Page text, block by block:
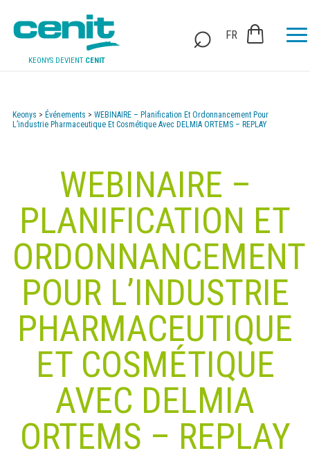
KEONYS DEVIENT CENIT
FR
Keonys > Événements > WEBINAIRE – Planification Et Ordonnancement Pour
L’industrie Pharmaceutique Et Cosmétique Avec DELMIA ORTEMS – REPLAY
WEBINAIRE –
PLANIFICATION ET
ORDONNANCEMENT
POUR L’INDUSTRIE
PHARMACEUTIQUE
ET COSMÉTIQUE
AVEC DELMIA
ORTEMS – REPLAY